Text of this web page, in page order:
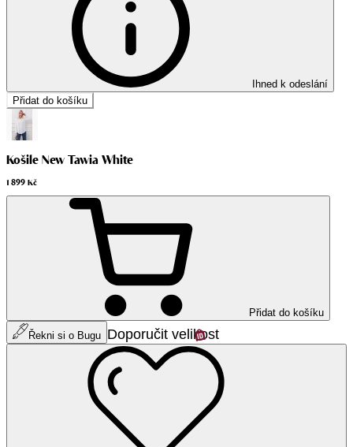
Ihned k odeslání
Přidat do košíku
Košile New Tawia White
1 899 Kč
Přidat do košíku
Řekni si o Bugu Doporučit velikost